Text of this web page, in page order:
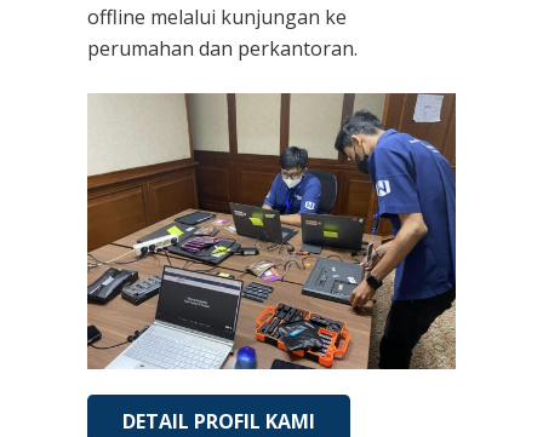
offline melalui kunjungan ke
perumahan dan perkantoran.
DETAIL PROFIL KAMI